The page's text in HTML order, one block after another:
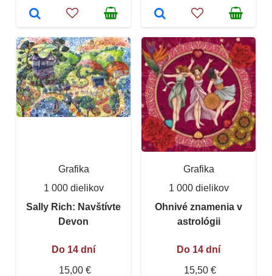
Grafika
1 000 dielikov
Sally Rich: Navštívte
Devon
Do 14 dní
15,00 €
Grafika
1 000 dielikov
Ohnivé znamenia v
astrológii
Do 14 dní
15,50 €